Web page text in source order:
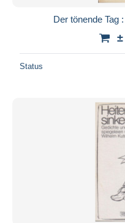
Der tönende Tag
Status